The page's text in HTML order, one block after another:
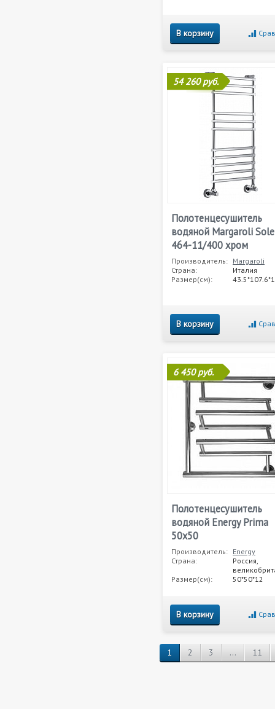
В корзину
54 260 руб.
Полотенцесушитель
водяной Margaroli Sole
464-11/400 хром
Производитель: Margaroli
Страна:
Италия
Размер(см):
В корзину
6 450 руб.
Полотенцесушитель
водяной Energy Prima
50x50
Производитель: Energy
Страна:
Россия,
Размер(см):
50*50*12
В корзину
1 2 3 ... 11